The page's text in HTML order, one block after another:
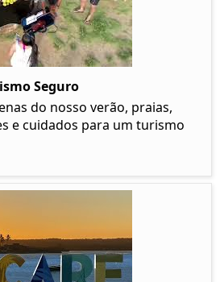
Seguro
do nosso verão, praias,
e cuidados para um turismo